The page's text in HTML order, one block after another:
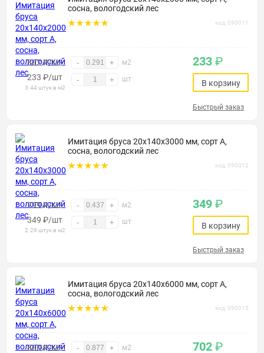
сосна, вологодский лес
код: 090011
802 ₽/м2 - + м2
233 ₽/шт
3.44 штук в м2
- + шт
233 ₽
В корзину
Быстрый заказ
Имитация бруса 20х140х3000 мм, сорт А,
сосна, вологодский лес
код: 090012
799 ₽/м2 - + м2
349 ₽/шт
2.29 штук в м2
- + шт
349 ₽
В корзину
Быстрый заказ
Имитация бруса 20х140х6000 мм, сорт А,
сосна, вологодский лес
код: 090015
800 ₽/м2 - + м2 702 ₽